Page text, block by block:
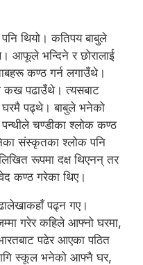
थियो। कतिपय बाबुले
आफूले भन्दिने र छोरालाई
कण्ठ गर्न लगाउँथे।
कख पढाउँथे। त्यसबाट
पढ्थे। बाबुले भनेको
चण्डीका श्लोक कण्ठ
संस्कृतका श्लोक पनि
रूपमा दक्ष थिएनन् तर
कण्ठ गरेका थिए।
पढ्न गए।
गरेर कहिले आफ्नो घरमा,
पढेर आएका पठित
स्कूल भनेको आफ्नै घर,